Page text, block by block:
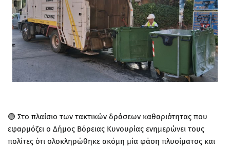
🟢 Στο πλαίσιο των τακτικών δράσεων καθαριότητας που
εφαρμόζει ο Δήμος Βόρειας Κυνουρίας ενημερώνει τους
πολίτες ότι ολοκληρώθηκε ακόμη μία φάση πλυσίματος και